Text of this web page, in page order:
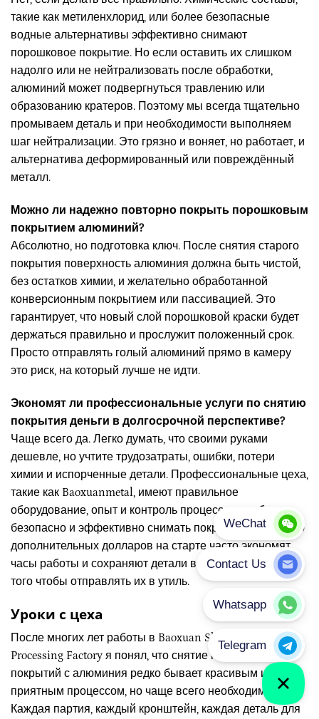
такие как метиленхлорид, или более безопасные
водные альтернативы эффективно снимают
порошковое покрытие. Но если оставить их слишком
надолго или не нейтрализовать после обработки,
алюминий может подвергнуться травлению или
образованию кратеров. Поэтому мы всегда тщательно
промываем деталь и при необходимости выполняем
шаг нейтрализации. Это грязно и воняет, но работает, и
альтернатива деформированный или повреждённый
металл.
Можно ли надежно повторно покрыть порошковым
покрытием алюминий?
Абсолютно, но подготовка ключ. После снятия старого
покрытия поверхность алюминия должна быть чистой,
без остатков химии, и желательно обработанной
конверсионным покрытием или пассивацией. Это
гарантирует, что новый слой порошковой краски будет
держаться правильно и прослужит положенный срок.
Просто отправлять голый алюминий прямо в камеру
это риск, на который лучше не идти.
Экономят ли профессиональные услуги по снятию
покрытия деньги в долгосрочной перспективе?
Чаще всего да. Легко думать, что своими руками
дешевле, но учтите трудозатраты, ошибки, потери
химии и испорченные детали. Профессиональные цеха,
такие как Baoxuanmetal, имеют правильное
оборудование, опыт и контроль процессов, чтобы
безопасно и эффективно снимать покрытия. Несколько
дополнительных долларов на старте часто экономят
часы работы и сохраняют детали в допусках, вместо
того чтобы отправлять их в утиль.
Уроки с цеха
После многих лет работы в Baoxuan Sheet Metal
Processing Factory я понял, что снятие порошковых
покрытий с алюминия редко бывает красивым или
приятным процессом, но чаще всего необходимым.
Каждая партия, каждый кронштейн, каждая деталь для